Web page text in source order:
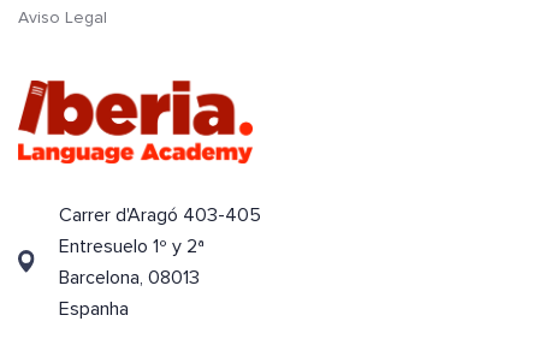
Aviso Legal
Carrer d'Aragó 403-405
Entresuelo 1º y 2ª
Barcelona, 08013
Espanha